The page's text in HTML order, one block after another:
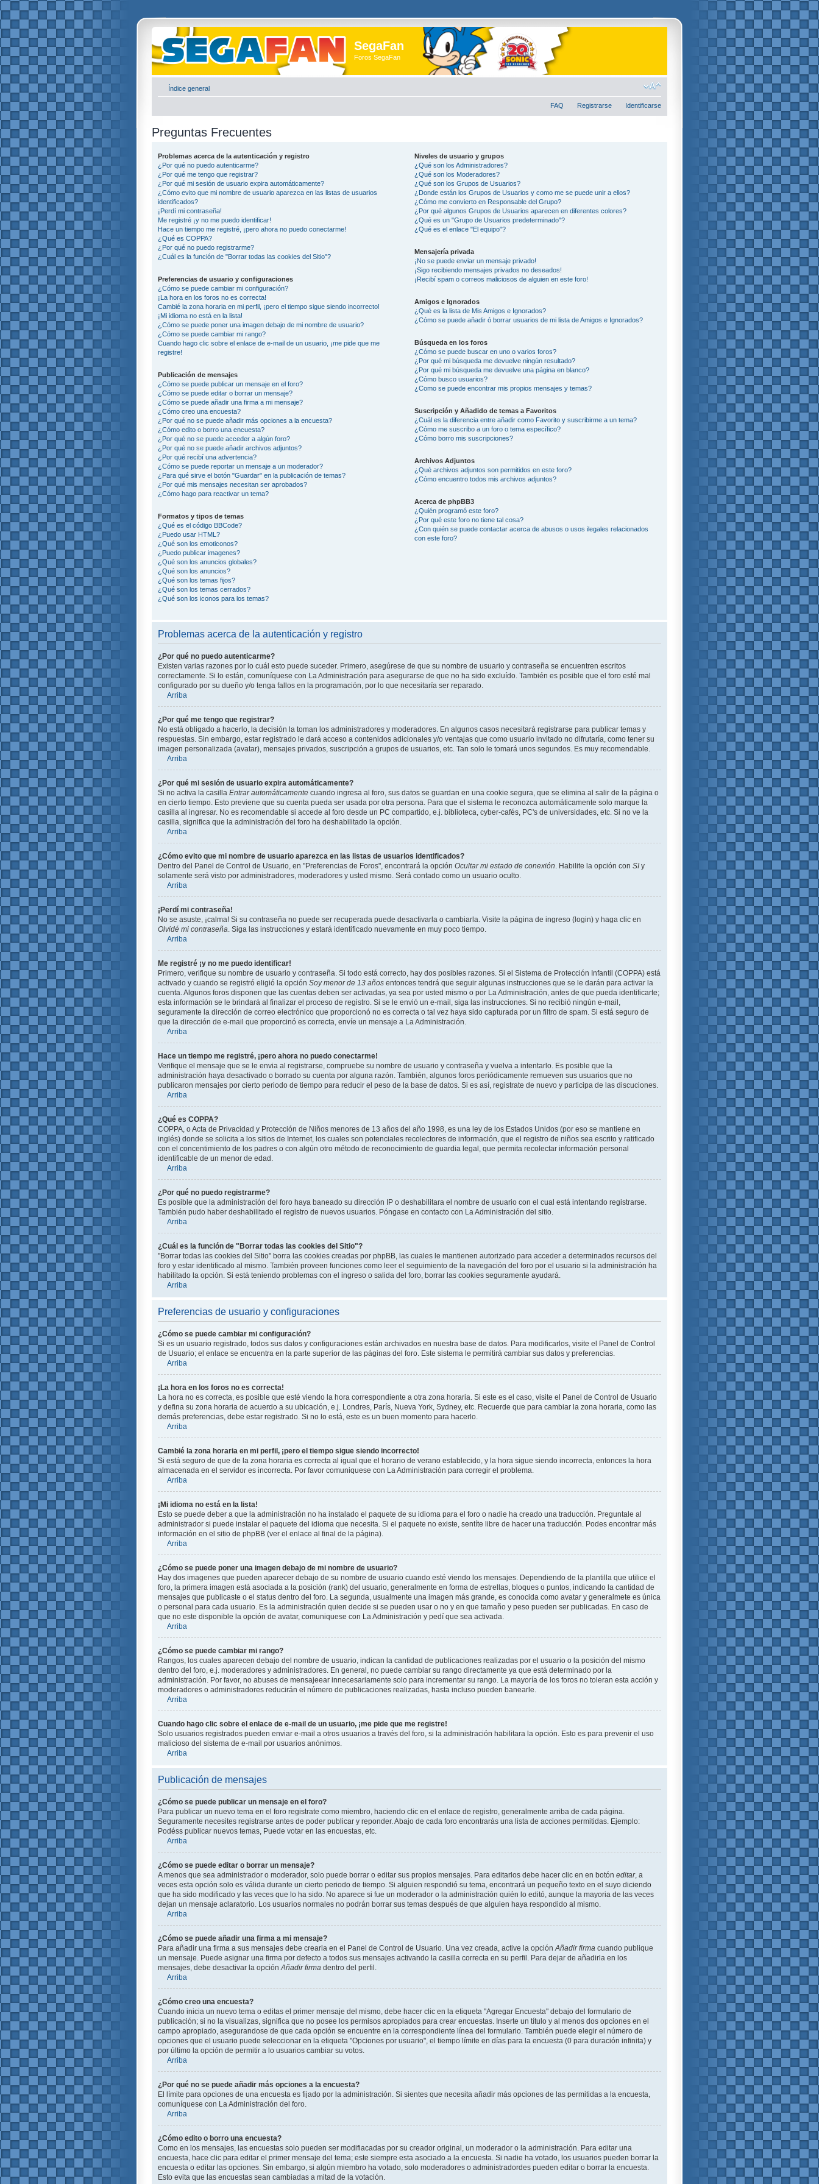
SegaFan
Foros SegaFan
Índice general
FAQ Registrarse Identificarse
Preguntas Frecuentes
Problemas acerca de la autenticación y registro
¿Por qué no puedo autenticarme?
¿Por qué me tengo que registrar?
¿Por qué mi sesión de usuario expira automáticamente?
¿Cómo evito que mi nombre de usuario aparezca en las listas de usuarios
identificados?
¡Perdí mi contraseña!
Me registré ¡y no me puedo identificar!
Hace un tiempo me registré, ¡pero ahora no puedo conectarme!
¿Qué es COPPA?
¿Por qué no puedo registrarme?
¿Cuál es la función de "Borrar todas las cookies del Sitio"?
Preferencias de usuario y configuraciones
¿Cómo se puede cambiar mi configuración?
¡La hora en los foros no es correcta!
Cambié la zona horaria en mi perfil, ¡pero el tiempo sigue siendo incorrecto!
¡Mi idioma no está en la lista!
¿Cómo se puede poner una imagen debajo de mi nombre de usuario?
¿Cómo se puede cambiar mi rango?
Cuando hago clic sobre el enlace de e-mail de un usuario, ¡me pide que me
registre!
Publicación de mensajes
¿Cómo se puede publicar un mensaje en el foro?
¿Cómo se puede editar o borrar un mensaje?
¿Cómo se puede añadir una firma a mi mensaje?
¿Cómo creo una encuesta?
¿Por qué no se puede añadir más opciones a la encuesta?
¿Cómo edito o borro una encuesta?
¿Por qué no se puede acceder a algún foro?
¿Por qué no se puede añadir archivos adjuntos?
¿Por qué recibí una advertencia?
¿Cómo se puede reportar un mensaje a un moderador?
¿Para qué sirve el botón "Guardar" en la publicación de temas?
¿Por qué mis mensajes necesitan ser aprobados?
¿Cómo hago para reactivar un tema?
Formatos y tipos de temas
¿Qué es el código BBCode?
¿Puedo usar HTML?
¿Qué son los emoticonos?
¿Puedo publicar imagenes?
¿Qué son los anuncios globales?
¿Qué son los anuncios?
¿Qué son los temas fijos?
¿Qué son los temas cerrados?
¿Qué son los iconos para los temas?
Niveles de usuario y grupos
¿Qué son los Administradores?
¿Qué son los Moderadores?
¿Qué son los Grupos de Usuarios?
¿Donde están los Grupos de Usuarios y como me se puede unir a ellos?
¿Cómo me convierto en Responsable del Grupo?
¿Por qué algunos Grupos de Usuarios aparecen en diferentes colores?
¿Qué es un "Grupo de Usuarios predeterminado"?
¿Qué es el enlace "El equipo"?
Mensajería privada
¡No se puede enviar un mensaje privado!
¡Sigo recibiendo mensajes privados no deseados!
¡Recibí spam o correos maliciosos de alguien en este foro!
Amigos e Ignorados
¿Qué es la lista de Mis Amigos e Ignorados?
¿Cómo se puede añadir ó borrar usuarios de mi lista de Amigos e Ignorados?
Búsqueda en los foros
¿Cómo se puede buscar en uno o varios foros?
¿Por qué mi búsqueda me devuelve ningún resultado?
¿Por qué mi búsqueda me devuelve una página en blanco?
¿Cómo busco usuarios?
¿Como se puede encontrar mis propios mensajes y temas?
Suscripción y Añadido de temas a Favoritos
¿Cuál es la diferencia entre añadir como Favorito y suscribirme a un tema?
¿Cómo me suscribo a un foro o tema específico?
¿Cómo borro mis suscripciones?
Archivos Adjuntos
¿Qué archivos adjuntos son permitidos en este foro?
¿Cómo encuentro todos mis archivos adjuntos?
Acerca de phpBB3
¿Quién programó este foro?
¿Por qué este foro no tiene tal cosa?
¿Con quién se puede contactar acerca de abusos o usos ilegales relacionados
con este foro?
Problemas acerca de la autenticación y registro
¿Por qué no puedo autenticarme?
Existen varias razones por lo cuál esto puede suceder. Primero, asegúrese de que su nombre de usuario y contraseña se encuentren escritos
correctamente. Si lo están, comuníquese con La Administración para asegurarse de que no ha sido excluído. También es posible que el foro esté mal
configurado por su dueño y/o tenga fallos en la programación, por lo que necesitaría ser reparado.
Arriba
¿Por qué me tengo que registrar?
No está obligado a hacerlo, la decisión la toman los administradores y moderadores. En algunos casos necesitará registrarse para publicar temas y
respuestas. Sin embargo, estar registrado le dará acceso a contenidos adicionales y/o ventajas que como usuario invitado no difrutaría, como tener su
imagen personalizada (avatar), mensajes privados, suscripción a grupos de usuarios, etc. Tan solo le tomará unos segundos. Es muy recomendable.
Arriba
¿Por qué mi sesión de usuario expira automáticamente?
Si no activa la casilla Entrar automáticamente cuando ingresa al foro, sus datos se guardan en una cookie segura, que se elimina al salir de la página o
en cierto tiempo. Esto previene que su cuenta pueda ser usada por otra persona. Para que el sistema le reconozca automáticamente solo marque la
casilla al ingresar. No es recomendable si accede al foro desde un PC compartido, e.j. biblioteca, cyber-cafés, PC's de universidades, etc. Si no ve la
casilla, significa que la administración del foro ha deshabilitado la opción.
Arriba
¿Cómo evito que mi nombre de usuario aparezca en las listas de usuarios identificados?
Dentro del Panel de Control de Usuario, en "Preferencias de Foros", encontrará la opción Ocultar mi estado de conexión . Habilite la opción con SI y
solamente será visto por administradores, moderadores y usted mismo. Será contado como un usuario oculto.
Arriba
¡Perdí mi contraseña!
No se asuste, ¡calma! Si su contraseña no puede ser recuperada puede desactivarla o cambiarla. Visite la página de ingreso (login) y haga clic en
Olvidé mi contraseña . Siga las instrucciones y estará identificado nuevamente en muy poco tiempo.
Arriba
Me registré ¡y no me puedo identificar!
Primero, verifique su nombre de usuario y contraseña. Si todo está correcto, hay dos posibles razones. Si el Sistema de Protección Infantil (COPPA) está
activado y cuando se registró eligió la opción Soy menor de 13 años entonces tendrá que seguir algunas instrucciones que se le darán para activar la
cuenta. Algunos foros disponen que las cuentas deben ser activadas, ya sea por usted mismo o por La Administración, antes de que pueda identificarte;
esta información se le brindará al finalizar el proceso de registro. Si se le envió un e-mail, siga las instrucciones. Si no recibió ningún e-mail,
seguramente la dirección de correo electrónico que proporcionó no es correcta o tal vez haya sido capturada por un filtro de spam. Si está seguro de
que la dirección de e-mail que proporcinó es correcta, envíe un mensaje a La Administración.
Arriba
Hace un tiempo me registré, ¡pero ahora no puedo conectarme!
Verifique el mensaje que se le envia al registrarse, compruebe su nombre de usuario y contraseña y vuelva a intentarlo. Es posible que la
administración haya desactivado o borrado su cuenta por alguna razón. También, algunos foros periódicamente remueven sus usuarios que no
publicaron mensajes por cierto periodo de tiempo para reducir el peso de la base de datos. Si es así, registrate de nuevo y participa de las discuciones.
Arriba
¿Qué es COPPA?
COPPA, o Acta de Privacidad y Protección de Niños menores de 13 años del año 1998, es una ley de los Estados Unidos (por eso se mantiene en
inglés) donde se solicita a los sitios de Internet, los cuales son potenciales recolectores de información, que el registro de niños sea escrito y ratificado
con el concentimiento de los padres o con algún otro método de reconocimiento de guardia legal, que permita recolectar información personal
identificable de un menor de edad.
Arriba
¿Por qué no puedo registrarme?
Es posible que la administración del foro haya baneado su dirección IP o deshabilitara el nombre de usuario con el cual está intentando registrarse.
También pudo haber deshabilitado el registro de nuevos usuarios. Póngase en contacto con La Administración del sitio.
Arriba
¿Cuál es la función de "Borrar todas las cookies del Sitio"?
"Borrar todas las cookies del Sitio" borra las cookies creadas por phpBB, las cuales le mantienen autorizado para acceder a determinados recursos del
foro y estar identificado al mismo. También proveen funciones como leer el seguimiento de la navegación del foro por el usuario si la administración ha
habilitado la opción. Si está teniendo problemas con el ingreso o salida del foro, borrar las cookies seguramente ayudará.
Arriba
Preferencias de usuario y configuraciones
¿Cómo se puede cambiar mi configuración?
Si es un usuario registrado, todos sus datos y configuraciones están archivados en nuestra base de datos. Para modificarlos, visite el Panel de Control
de Usuario; el enlace se encuentra en la parte superior de las páginas del foro. Este sistema le permitirá cambiar sus datos y preferencias.
Arriba
¡La hora en los foros no es correcta!
La hora no es correcta, es posible que esté viendo la hora correspondiente a otra zona horaria. Si este es el caso, visite el Panel de Control de Usuario
y defina su zona horaria de acuerdo a su ubicación, e.j. Londres, París, Nueva York, Sydney, etc. Recuerde que para cambiar la zona horaria, como las
demás preferencias, debe estar registrado. Si no lo está, este es un buen momento para hacerlo.
Arriba
Cambié la zona horaria en mi perfil, ¡pero el tiempo sigue siendo incorrecto!
Si está seguro de que de la zona horaria es correcta al igual que el horario de verano establecido, y la hora sigue siendo incorrecta, entonces la hora
almacenada en el servidor es incorrecta. Por favor comuniquese con La Administración para corregir el problema.
Arriba
¡Mi idioma no está en la lista!
Esto se puede deber a que la administración no ha instalado el paquete de su idioma para el foro o nadie ha creado una traducción. Preguntale al
administrador si puede instalar el paquete del idioma que necesita. Si el paquete no existe, sentíte libre de hacer una traducción. Podes encontrar más
información en el sitio de phpBB (ver el enlace al final de la página).
Arriba
¿Cómo se puede poner una imagen debajo de mi nombre de usuario?
Hay dos imagenes que pueden aparecer debajo de su nombre de usuario cuando esté viendo los mensajes. Dependiendo de la plantilla que utilice el
foro, la primera imagen está asociada a la posición (rank) del usuario, generalmente en forma de estrellas, bloques o puntos, indicando la cantidad de
mensajes que publicaste o el status dentro del foro. La segunda, usualmente una imagen más grande, es conocida como avatar y generalmete es única
o personal para cada usuario. Es la administración quien decide si se pueden usar o no y en que tamaño y peso pueden ser publicadas. En caso de
que no este disponible la opción de avatar, comuniquese con La Administración y pedí que sea activada.
Arriba
¿Cómo se puede cambiar mi rango?
Rangos, los cuales aparecen debajo del nombre de usuario, indican la cantidad de publicaciones realizadas por el usuario o la posición del mismo
dentro del foro, e.j. moderadores y administradores. En general, no puede cambiar su rango directamente ya que está determinado por la
administración. Por favor, no abuses de mensajeear innecesariamente solo para incrementar su rango. La mayoría de los foros no toleran esta acción y
moderadores o administradores reducirán el número de publicaciones realizadas, hasta incluso pueden banearle.
Arriba
Cuando hago clic sobre el enlace de e-mail de un usuario, ¡me pide que me registre!
Solo usuarios registrados pueden enviar e-mail a otros usuarios a través del foro, si la administración habilitara la opción. Esto es para prevenir el uso
malicioso del sistema de e-mail por usuarios anónimos.
Arriba
Publicación de mensajes
¿Cómo se puede publicar un mensaje en el foro?
Para publicar un nuevo tema en el foro registrate como miembro, haciendo clic en el enlace de registro, generalmente arriba de cada página.
Seguramente necesites registrarse antes de poder publicar y reponder. Abajo de cada foro encontrarás una lista de acciones permitidas. Ejemplo:
Podéss publicar nuevos temas, Puede votar en las encuestas, etc.
Arriba
¿Cómo se puede editar o borrar un mensaje?
A menos que sea administrador o moderador, solo puede borrar o editar sus propios mensajes. Para editarlos debe hacer clic en en botón editar, a
veces esta opción solo es válida durante un cierto periodo de tiempo. Si alguien respondió su tema, encontrará un pequeño texto en el suyo diciendo
que ha sido modificado y las veces que lo ha sido. No aparece si fue un moderador o la administración quién lo editó, aunque la mayoria de las veces
dejan un mensaje aclaratorio. Los usuarios normales no podrán borrar sus temas después de que alguien haya respondido al mismo.
Arriba
¿Cómo se puede añadir una firma a mi mensaje?
Para añadir una firma a sus mensajes debe crearla en el Panel de Control de Usuario. Una vez creada, active la opción Añadir firma cuando publique
un mensaje. Puede asignar una firma por defecto a todos sus mensajes activando la casilla correcta en su perfil. Para dejar de añadirla en los
mensajes, debe desactivar la opción Añadir firma dentro del perfil.
Arriba
¿Cómo creo una encuesta?
Cuando inicia un nuevo tema o editas el primer mensaje del mismo, debe hacer clic en la etiqueta "Agregar Encuesta" debajo del formulario de
publicación; si no la visualizas, significa que no posee los permisos apropiados para crear encuestas. Inserte un título y al menos dos opciones en el
campo apropiado, asegurandose de que cada opción se encuentre en la correspondiente línea del formulario. También puede elegir el número de
opciones que el usuario puede seleccionar en la etiqueta "Opciones por usuario", el tiempo límite en días para la encuesta (0 para duración infinita) y
por último la opción de permitir a lo usuarios cambiar su votos.
Arriba
¿Por qué no se puede añadir más opciones a la encuesta?
El límite para opciones de una encuesta es fijado por la administración. Si sientes que necesita añadir más opciones de las permitidas a la encuesta,
comuníquese con La Administración del foro.
Arriba
¿Cómo edito o borro una encuesta?
Como en los mensajes, las encuestas solo pueden ser modifiacadas por su creador original, un moderador o la administración. Para editar una
encuesta, hace clic para editar el primer mensaje del tema; este siempre esta asociado a la encuesta. Si nadie ha votado, los usuarios pueden borrar la
encuesta o editar las opciones. Sin embargo, si algún miembro ha votado, solo moderadores o administradordes pueden editar o borrar la encuesta.
Esto evita que las encuestas sean cambiadas a mitad de la votación.